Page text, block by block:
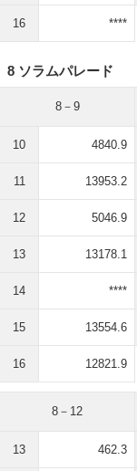
16 ****
8 ソラムパレード
8－9
10 4840.9
11 13953.2
12 5046.9
13 13178.1
14 ****
15 13554.6
16 12821.9
8－12
13 462.3